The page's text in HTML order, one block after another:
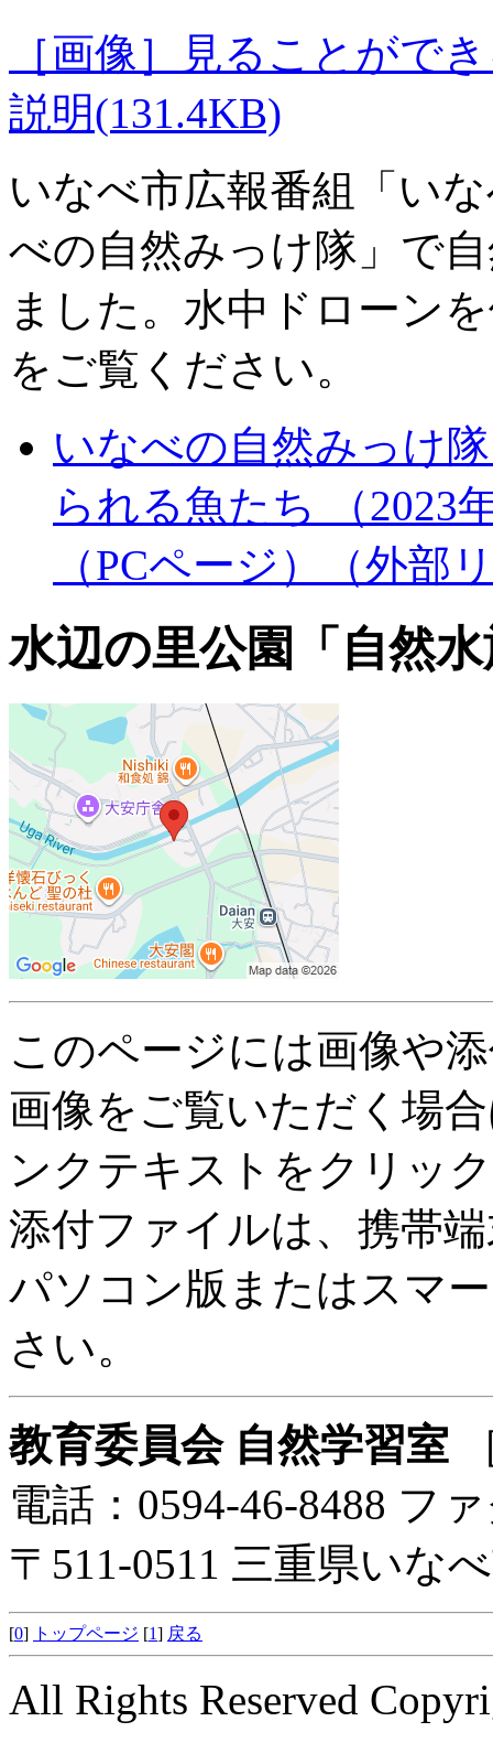
［画像］見ることがで
説明(131.4KB)
いなべ市広報番組「い
べの自然みっけ隊」で
ました。水中ドローン
をご覧ください。
いなべの自然みっけ
られる魚たち （2023
（PCページ）
（外部
水辺の里公園「自然
このページには画像や
画像をご覧いただく場
ンクテキストをクリッ
添付ファイルは、携帯
パソコン版またはスマ
さい。
教育委員会 自然学習室
電話：0594-46-8488 フ
〒511-0511 三重県いな
[0] トップページ [1] 戻る
All Rights Reserved